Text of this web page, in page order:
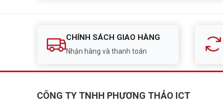
CHÍNH SÁCH GIAO HÀNG
Nhận hàng và thanh toán
CÔNG TY TNHH PHƯƠNG THẢO ICT